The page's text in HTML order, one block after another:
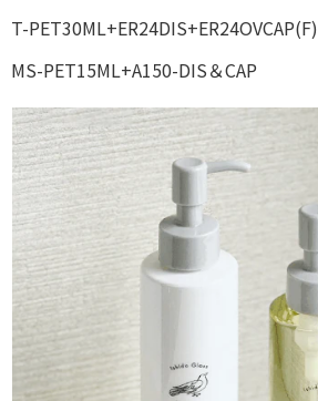
T-PET30ML+ER24DIS+ER24OVCAP(F)
MS-PET15ML+A150-DIS＆CAP